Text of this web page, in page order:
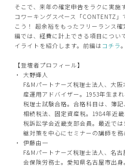
そこで、来年の確定申告をラクに実施
コワーキングスペース「CONTENTZ
こう！ 超余裕をもったフリーランス
編では、経費に計上できる項目につい
イライトを紹介します。前編は コチラ。
【登壇者プロフィール】
大野輝人
F&Mパートナーズ税理士法人、大
産運用アドバイザー。1953年生ま
税理士試験合格。合格科目は、簿記
相続税法、固定資産税。1984年近
税訴訟学会近畿支部会員。最近で
継対策を中心にセミナーの講師を務
伊藤由一
F&Mパートナーズ税理士法人、名
会保険労務士。愛知県名古屋市出